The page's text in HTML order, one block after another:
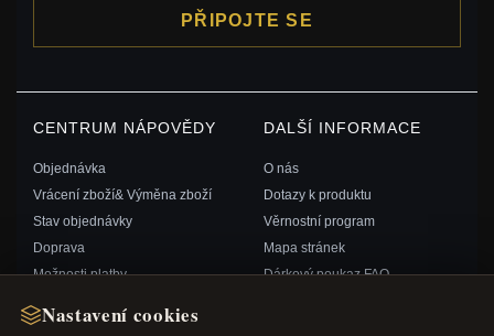
Nastavení cookies
PŘIPOJTE SE
CENTRUM NÁPOVĚDY
Objednávka
Vrácení zboží& Výměna zboží
Stav objednávky
Doprava
Možnosti platby
Kontaktujte nás
DALŠÍ INFORMACE
O nás
Dotazy k produktu
Věrnostní program
Mapa stránek
Dárkový poukaz FAQ